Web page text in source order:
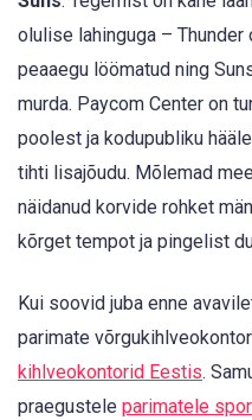
olulise lahinguga –
peaaegu löömatud ning
murda. Paycom Center on
poolest ja kodupubliku
tihti lisajõudu. Mõlemad
näidanud korvide rohket
kõrget tempot ja pingelist
Kui soovid juba enne
parimate
kihlveokontorid Eestis.
praegustele parimatele